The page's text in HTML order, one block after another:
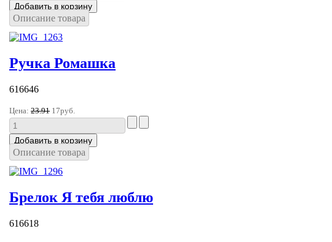
Описание товара
Ручка Ромашка
616646
Цена: 23.91 17руб.
Описание товара
Брелок Я тебя люблю
616618